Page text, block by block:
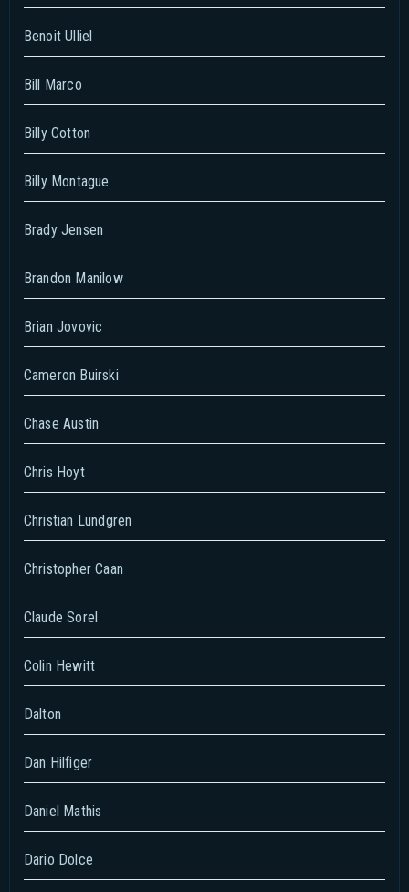
Benoit Ulliel
Bill Marco
Billy Cotton
Billy Montague
Brady Jensen
Brandon Manilow
Brian Jovovic
Cameron Buirski
Chase Austin
Chris Hoyt
Christian Lundgren
Christopher Caan
Claude Sorel
Colin Hewitt
Dalton
Dan Hilfiger
Daniel Mathis
Dario Dolce